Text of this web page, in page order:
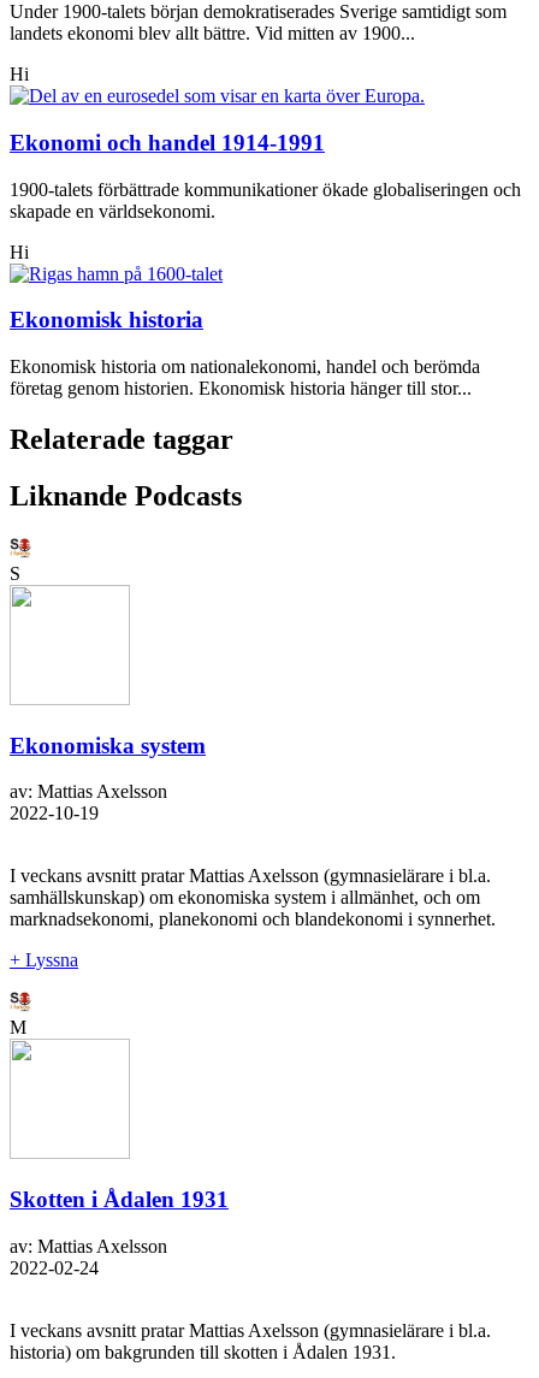
Under 1900-talets början demokratiserades Sverige samtidigt som
landets ekonomi blev allt bättre. Vid mitten av 1900...
Hi
Ekonomi och handel 1914-1991
1900-talets förbättrade kommunikationer ökade globaliseringen och
skapade en världsekonomi.
Hi
Ekonomisk historia
Ekonomisk historia om nationalekonomi, handel och berömda
företag genom historien. Ekonomisk historia hänger till stor...
Relaterade taggar
Liknande Podcasts
S
Ekonomiska system
av: Mattias Axelsson
2022-10-19
I veckans avsnitt pratar Mattias Axelsson (gymnasielärare i bl.a.
samhällskunskap) om ekonomiska system i allmänhet, och om
marknadsekonomi, planekonomi och blandekonomi i synnerhet.
+ Lyssna
M
Skotten i Ådalen 1931
av: Mattias Axelsson
2022-02-24
I veckans avsnitt pratar Mattias Axelsson (gymnasielärare i bl.a.
historia) om bakgrunden till skotten i Ådalen 1931.